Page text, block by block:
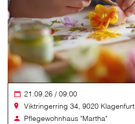
21.09.26 / 09:00
Viktringerring 34, 9020 Klagenfurt
Pflegewohnhaus "Martha"